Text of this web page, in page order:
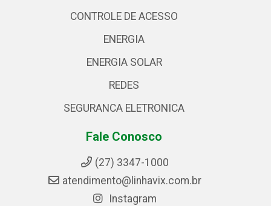
CONTROLE DE ACESSO
ENERGIA
ENERGIA SOLAR
REDES
SEGURANCA ELETRONICA
Fale Conosco
(27) 3347-1000
atendimento@linhavix.com.br
Instagram